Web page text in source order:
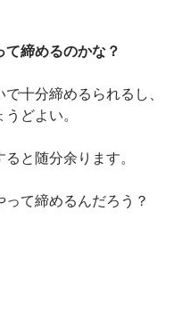
て締めるのかな？
十分締めるられるし、
どよい。
と随分余ります。
って締めるんだろう？